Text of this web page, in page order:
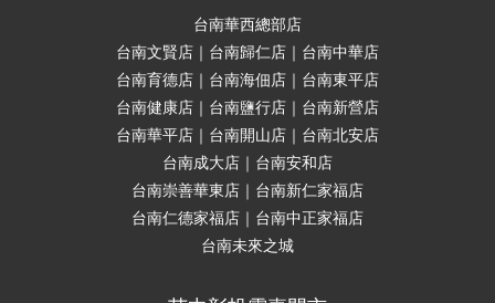
台南華西總部店
台南文賢店｜台南歸仁店｜台南中華店
台南育德店｜台南海佃店｜台南東平店
台南健康店｜台南鹽行店｜台南新營店
台南華平店｜台南開山店｜台南北安店
台南成大店｜台南安和店
台南崇善華東店｜台南新仁家福店
台南仁德家福店｜台南中正家福店
台南未來之城